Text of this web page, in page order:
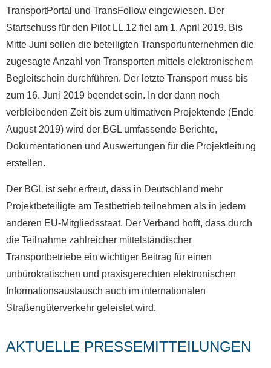
TransportPortal und TransFollow eingewiesen. Der
Startschuss für den Pilot LL.12 fiel am 1. April 2019. Bis
Mitte Juni sollen die beteiligten Transportunternehmen die
zugesagte Anzahl von Transporten mittels elektronischem
Begleitschein durchführen. Der letzte Transport muss bis
zum 16. Juni 2019 beendet sein. In der dann noch
verbleibenden Zeit bis zum ultimativen Projektende (Ende
August 2019) wird der BGL umfassende Berichte,
Dokumentationen und Auswertungen für die Projektleitung
erstellen.
Der BGL ist sehr erfreut, dass in Deutschland mehr
Projektbeteiligte am Testbetrieb teilnehmen als in jedem
anderen EU-Mitgliedsstaat. Der Verband hofft, dass durch
die Teilnahme zahlreicher mittelständischer
Transportbetriebe ein wichtiger Beitrag für einen
unbürokratischen und praxisgerechten elektronischen
Informationsaustausch auch im internationalen
Straßengüterverkehr geleistet wird.
AKTUELLE PRESSEMITTEILUNGEN